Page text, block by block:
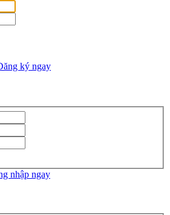
ký ngay
nhập ngay